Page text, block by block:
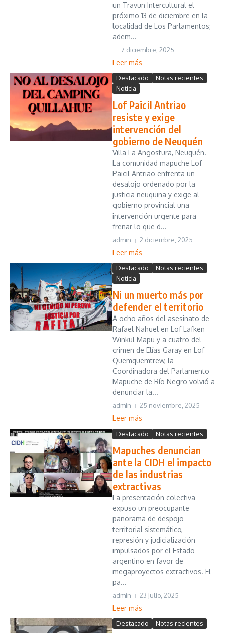
un Travun Intercultural el
próximo 13 de diciembre en la
localidad de Los Parlamentos;
adem...
7 diciembre, 2025
Leer más
Destacado
Notas recientes
Noticia
Lof Paicil Antriao
resiste y exige
intervención del
gobierno de Neuquén
Villa La Angostura, Neuquén.
La comunidad mapuche Lof
Paicil Antriao enfrenta un
desalojo ordenado por la
justicia neuquina y exige al
gobierno provincial una
intervención urgente para
frenar lo que d...
admin 2 diciembre, 2025
Leer más
Destacado
Notas recientes
Noticia
Ni un muerto más por
defender el territorio
A ocho años del asesinato de
Rafael Nahuel en Lof Lafken
Winkul Mapu y a cuatro del
crimen de Elías Garay en Lof
Quemquemtrew, la
Coordinadora del Parlamento
Mapuche de Río Negro volvió a
denunciar la...
admin 25 noviembre, 2025
Leer más
Destacado Notas recientes
Mapuches denuncian
ante la CIDH el impacto
de las industrias
extractivas
La presentación colectiva
expuso un preocupante
panorama de despojo
territorial sistemático,
represión y judicialización
impulsados por el Estado
argentino en favor de
megaproyectos extractivos. El
pa...
admin 23 julio, 2025
Leer más
Destacado Notas recientes